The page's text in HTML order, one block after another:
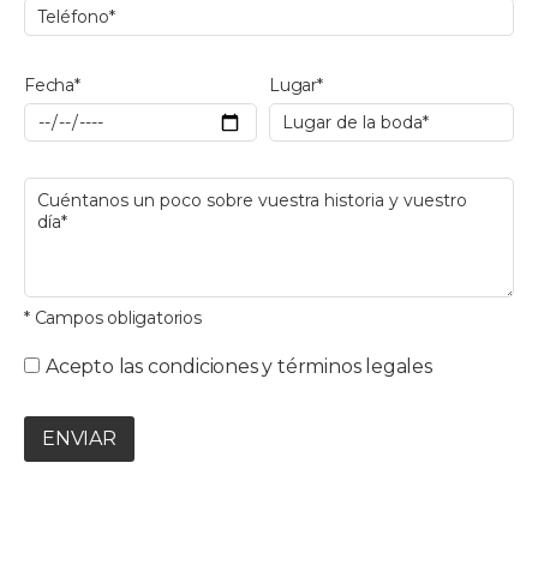
Fecha* Lugar*
* Campos obligatorios
Acepto las condiciones y términos legales
ENVIAR